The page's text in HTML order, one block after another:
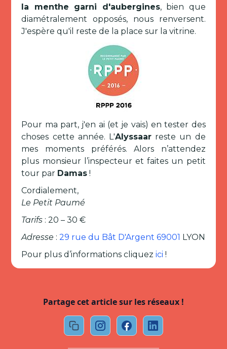
la menthe garni d'aubergines, bien que
diamétralement opposés, nous renversent.
J'espère qu'il reste de la place sur la vitrine.
Pour ma part, j'en ai (et je vais) en tester des
choses cette année. L'Alyssaar reste un de
mes moments préférés. Alors n’attendez
plus monsieur l’inspecteur et faites un petit
tour par Damas !
Cordialement,
Le Petit Paumé
Tarifs : 20 – 30 €
Adresse :29 rue du Bât D'Argent 69001 LYON
Pour plus d’informations cliquezici !
Partage cet article sur les réseaux !